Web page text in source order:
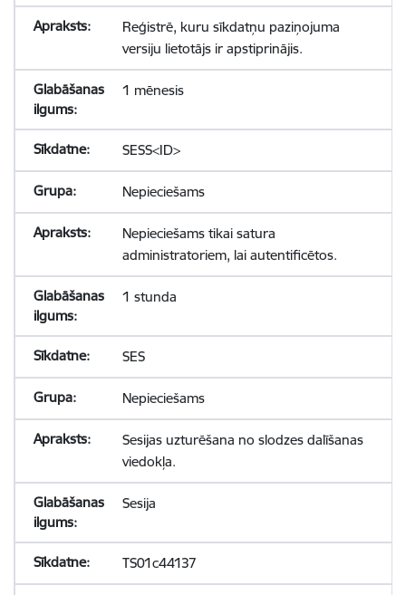
Reģistrē, kuru sīkdatņu paziņojuma
versiju lietotājs ir apstiprinājis.
1 mēnesis
SESS<ID>
Nepieciešams
Nepieciešams tikai satura
administratoriem, lai autentificētos.
1 stunda
SES
Nepieciešams
Sesijas uzturēšana no slodzes dalīšanas
viedokļa.
Sesija
TS01c44137